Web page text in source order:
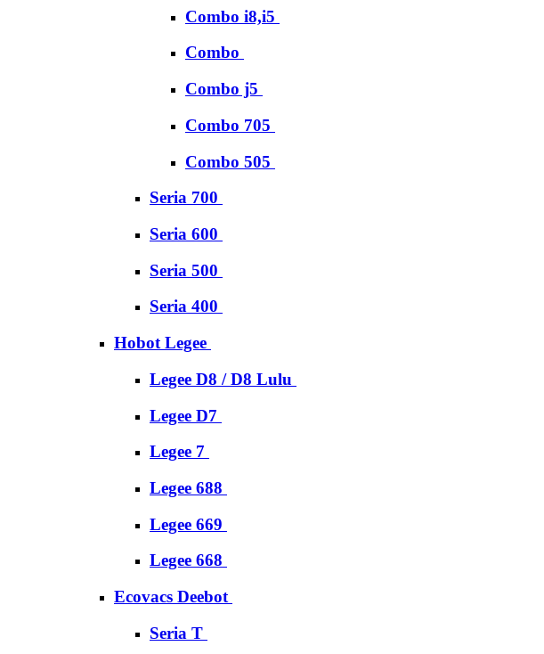
Combo i8,i5
Combo
Combo j5
Combo 705
Combo 505
Seria 700
Seria 600
Seria 500
Seria 400
Hobot Legee
Legee D8 / D8 Lulu
Legee D7
Legee 7
Legee 688
Legee 669
Legee 668
Ecovacs Deebot
Seria T